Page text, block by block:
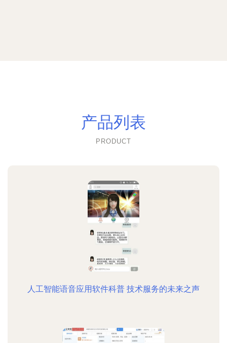
产品列表
PRODUCT
人工智能语音应用软件科普 技术服务的未来之声